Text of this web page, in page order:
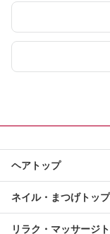
ヘアトップ
ネイル・まつげトップ
リラク・マッサージ